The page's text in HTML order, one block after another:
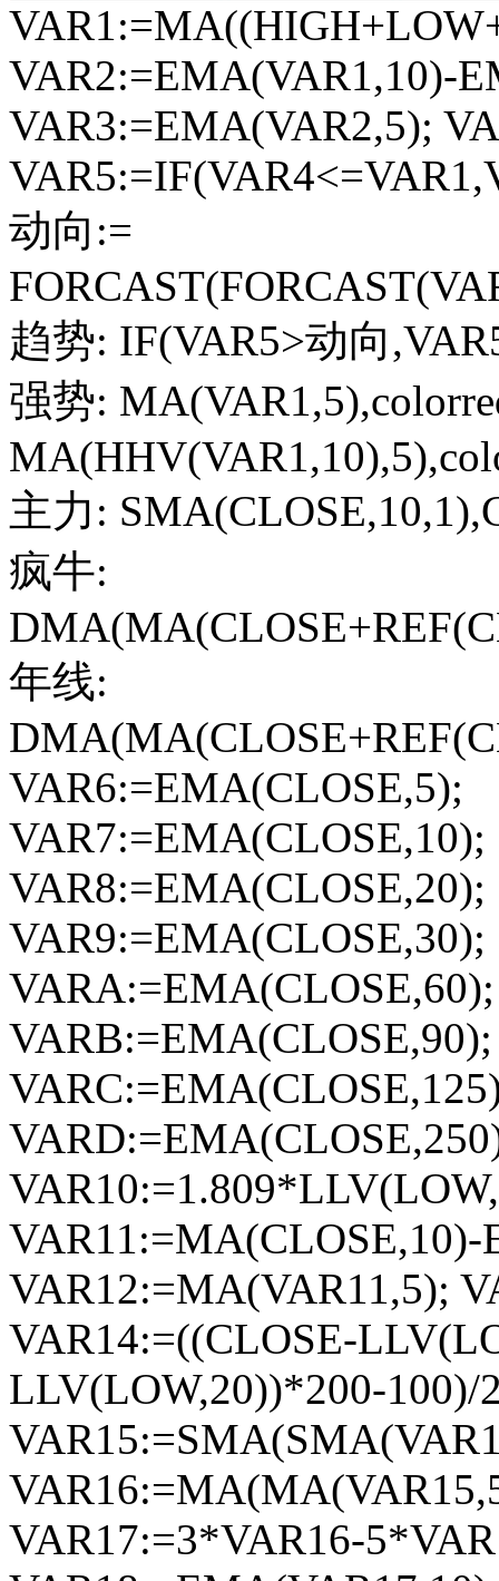
VAR2:=EMA(VAR1,10)-
VAR3:=EMA(VAR2,5);
动向:=
趋势: IF(VAR5>动向
强势:
主力:
疯牛:
年线:
VAR6:=EMA(CLOSE,5);
VAR7:=EMA(CLOSE,10);
VAR8:=EMA(CLOSE,20);
VAR9:=EMA(CLOSE,30);
VARA:=EMA(CLOSE,60);
VARB:=EMA(CLOSE,90);
VAR12:=MA(VAR11,5);
VAR14:=((CLOSE-
LLV(LOW,20))*200-100)/
VAR17:=3*VAR16-